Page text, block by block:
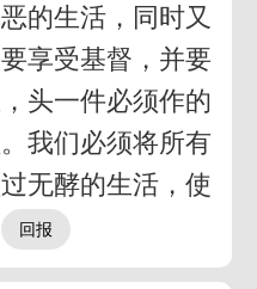
的生活，同时又
享受基督，并要
头一件必须作的
我们必须将所有
无酵的生活，使